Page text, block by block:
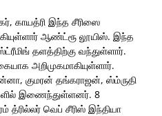
காயத்ரி இந்த சீரிஸை
ஆண்ட்ரூ லூயிஸ். இந்த
தளத்திற்கு வந்துள்ளார்.
அறிமுகமாகியுள்ளார்.
குமரன் தங்கராஜன், ஸ்ம்ருதி
இணைந்துள்ளனர். 8
வெப் சீரிஸ் இந்தியா